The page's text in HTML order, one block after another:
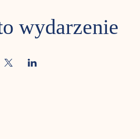
wydarzenie